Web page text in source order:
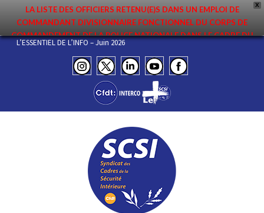
X
LA LISTE DES OFFICIERS RETENU(E)S DANS UN EMPLOI DE
COMMANDANT DIVISIONNAIRE FONCTIONNEL DU CORPS DE
COMMANDEMENT DE LA POLICE NATIONALE DANS LE CADRE DU
PREMIER MOUVEMENT 2026 A ÉTÉ DIFFUSÉE. ELLE EST DISPONIBLE EN
PAGES PROTÉGÉES DU SITE. FÉLICITATIONS AUX NOMMÉ(E)S !
L’ESSENTIEL DE L’INFO – Juin 2026